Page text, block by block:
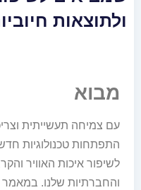
ולתוצאות
מבוא
עם צמיחה תעשייתית
התפתחות טכנולוגיות
לשיפור איכות האוויר
והחברתיות שלנו. במאמר